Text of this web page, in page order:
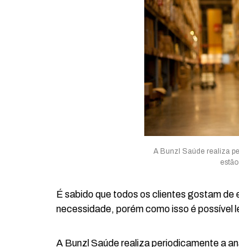
A Bunzl Saúde realiza
É sabido que todos os clientes gostam de
necessidade, porém como isso é possível
A Bunzl Saúde realiza periodicamente a